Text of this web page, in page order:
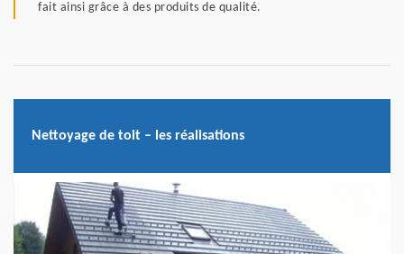
fait ainsi grâce à des produits de qualité.
Nettoyage de toit – les réalisations